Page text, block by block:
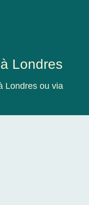
Londres
Londres ou via